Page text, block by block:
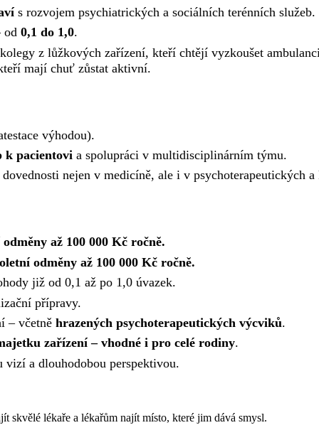
s rozvojem psychiatrických a sociálních terénních služeb.
od 0,1 do 1,0.
z lůžkových zařízení, kteří chtějí vyzkoušet
mají chuť zůstat aktivní.
výhodou).
k pacientovi a spolupráci v multidisciplinárním týmu.
nejen v medicíně, ale i v psychoterapeutických
až 100 000 Kč ročně.
odměny až 100 000 Kč ročně.
již od 0,1 až po 1,0 úvazek.
přípravy.
– včetně hrazených psychoterapeutických výcviků.
zařízení – vhodné i pro celé rodiny.
vizí a dlouhodobou perspektivou.
skvělé lékaře a lékařům najít místo, které jim dává smysl.